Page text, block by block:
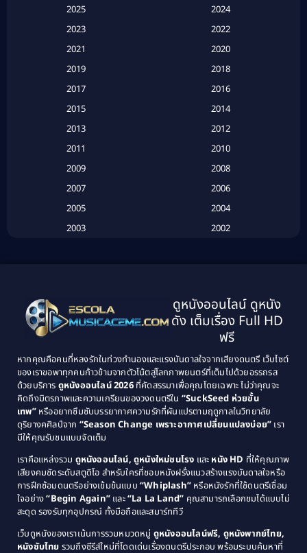
Based on a True Story สร้างจากเรื่องจริง(2)
Based on a True Story เรื่องจริง (20)
Based on a True Story เรื่องจริง (16)
(134)
Classic หนังคลาสสิก(21)
Classic หนังคลาสสิก(25)
Comedy ตลก(46)
Comedy ตลก(515)
Coming of Age ก้าวพ้นวัย(1)
Coming-of-Age(3)
2025
2024
2023
2022
2021
2020
2019
2018
2017
2016
2015
2014
2013
2012
2011
2010
2009
2008
2007
2006
2005
2004
2003
2002
1995
1994
1993
1992
1989
1988
1987
1986
1985
1984
1983
1982
1979
1978
1976
1975
1974
1971
1970
1969
1968
ดูหนังออนไลน์ ดูหนัง
ดัง เต็มเรื่อง Full HD
ฟรี
หากคุณคือคนที่หลงรักในท่วงทำนองและแรงบันดาลใจจากเสียงดนตรี เว็บไซต์
ของเราขอพาทุกคนก้าวข้ามจากตัวโน้ตสู่โลกภาพยนตร์ที่เต็มไปด้วยอรรถรส
ด้วยบริการ ดูหนังออนไลน์ 2026ที่คัดสรรมาเพื่อคุณโดยเฉพาะ ไม่ว่าคุณจะ
คิดถึงมิตรภาพและความเกรียนของวงดนตรีใน “SuckSeed ห่วยขั้น
เทพ”หรืออยากซึมซับบรรยากาศความรักที่ผันแปรตามฤดูกาลในวิทยาลัย
ดุริยางคศิลป์จาก “Season Change เพราะอากาศเปลี่ยนแปลงบ่อย” เรา
มีให้คุณรับชมแบบจัดเต็ม
เราคือแหล่งรวม ดูหนังออนไลน์, ดูหนังใหม่ชนโรง และ หนัง HD ที่ให้คุณภาพ
เสียงคมชัดระดับสตูดิโอ สำหรับใครที่ชอบหนังฝรั่งแนวสร้างแรงบันดาลใจหรือ
การฝึกซ้อมดนตรีอย่างเข้มข้นแบบ “Whiplash” หรือหนังรักที่ใช้ดนตรีเชื่อม
ใจอย่าง“Begin Again” และ“La La Land” คุณสามารถเลือกชมได้แบบไม่
สะดุด รองรับทุกอุปกรณ์ ทั้งมือถือและสมาร์ททีวี
เว็บดูหนังของเราเน้นการรวมหมวดหมู่ ดูหนังออนไลน์ฟรี, ดูหนังพากย์ไทย,
หนังซับไทย รวมถึงซีรีส์ใหม่ที่โดดเด่นเรื่องดนตรีประกอบ พร้อมระบบค้นหาที่